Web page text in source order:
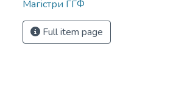
Магістри ГГФ
Full item page